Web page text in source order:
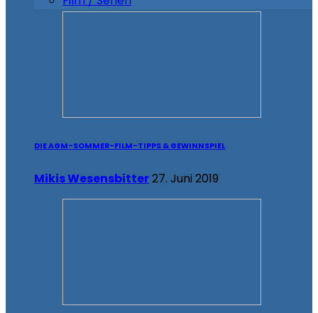
DIE AGM-SOMMER-FILM-TIPPS & GEWINNSPIEL
Mikis Wesensbitter27. Juni 2019